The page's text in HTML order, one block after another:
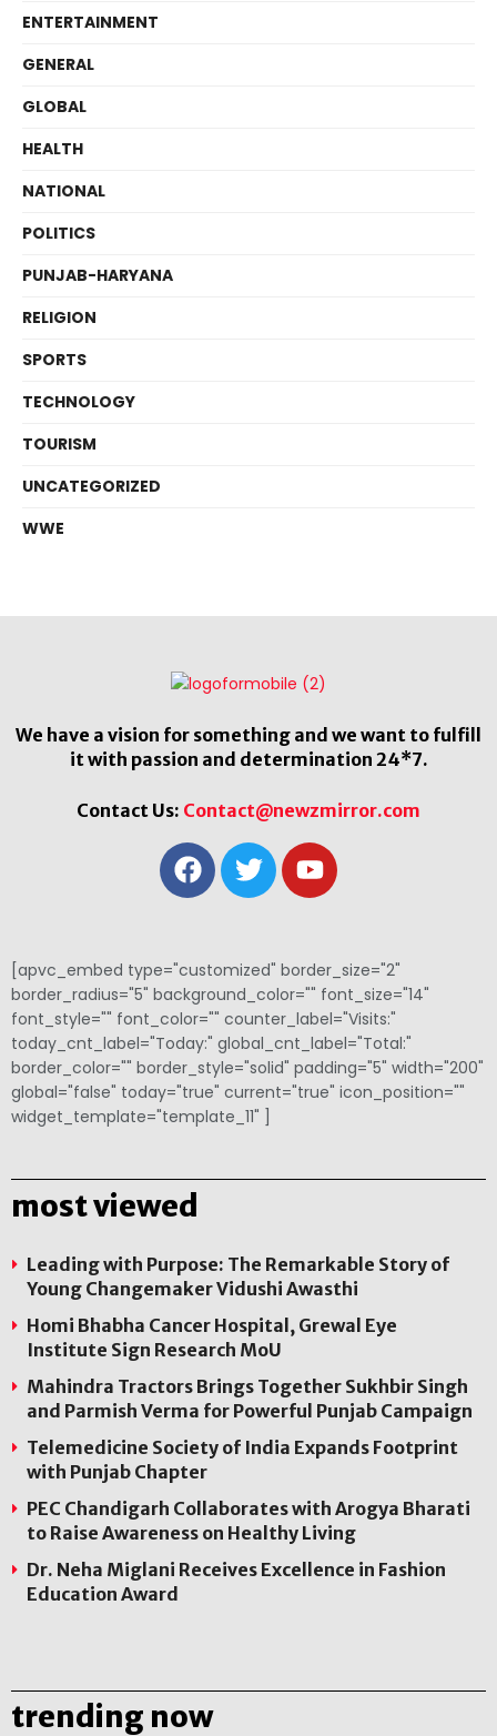
ENTERTAINMENT
GENERAL
GLOBAL
HEALTH
NATIONAL
POLITICS
PUNJAB-HARYANA
RELIGION
SPORTS
TECHNOLOGY
TOURISM
UNCATEGORIZED
WWE
We have a vision for something and we want to fulfill
it with passion and determination 24*7.
Contact Us: Contact@newzmirror.com
[apvc_embed type="customized" border_size="2"
border_radius="5" background_color="" font_size="14"
font_style="" font_color="" counter_label="Visits:"
today_cnt_label="Today:" global_cnt_label="Total:"
border_color="" border_style="solid" padding="5" width="200"
global="false" today="true" current="true" icon_position=""
widget_template="template_11" ]
most viewed
Leading with Purpose: The Remarkable Story of
Young Changemaker Vidushi Awasthi
Homi Bhabha Cancer Hospital, Grewal Eye
Institute Sign Research MoU
Mahindra Tractors Brings Together Sukhbir Singh
and Parmish Verma for Powerful Punjab Campaign
Telemedicine Society of India Expands Footprint
with Punjab Chapter
PEC Chandigarh Collaborates with Arogya Bharati
to Raise Awareness on Healthy Living
Dr. Neha Miglani Receives Excellence in Fashion
Education Award
trending now